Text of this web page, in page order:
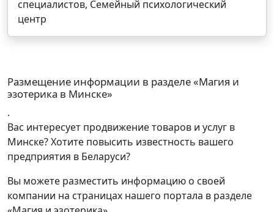
специалистов, Семейный психологический
центр
Размещение информации в разделе «Магия и
эзотерика в Минске»
.
Вас интересует продвижение товаров и услуг в
Минске? Хотите повысить известность вашего
предприятия в Беларуси?
Вы можете разместить информацию о своей
компании на страницах нашего портала в разделе